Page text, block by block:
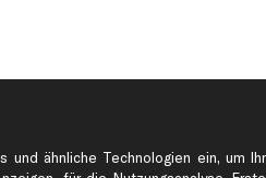
Top
ähnliche Technologien ein, um